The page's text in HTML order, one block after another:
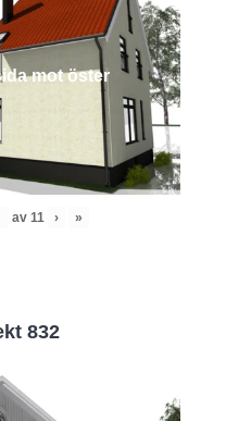
mot öster
av 11 › »
832